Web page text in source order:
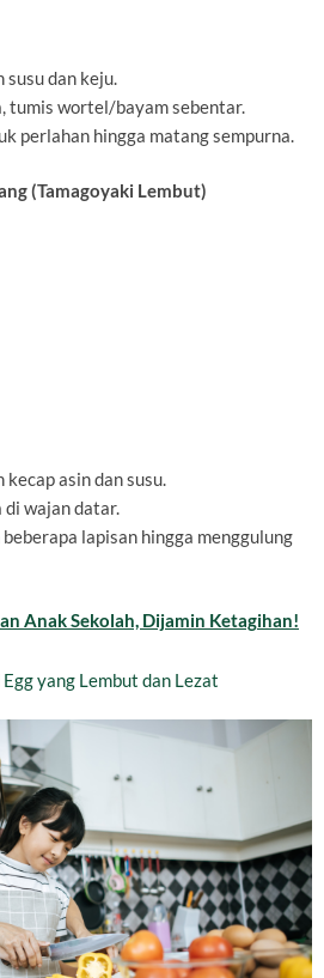
susu dan keju.
tumis wortel/bayam sebentar.
perlahan hingga matang sempurna.
(Tamagoyaki Lembut)
asin dan susu.
di wajan datar.
lapisan hingga menggulung
Anak Sekolah, Dijamin Ketagihan!
yang Lembut dan Lezat